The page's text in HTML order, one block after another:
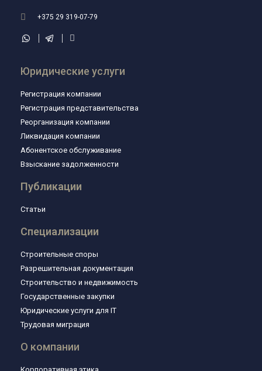
+375 29 319-07-79
Юридические услуги
Регистрация компании
Регистрация представительства
Реорганизация компании
Ликвидация компании
Абонентское обслуживание
Взыскание задолженности
Публикации
Статьи
Специализации
Строительные споры
Разрешительная документация
Строительство и недвижимость
Государственные закупки
Юридические услуги для IT
Трудовая миграция
О компании